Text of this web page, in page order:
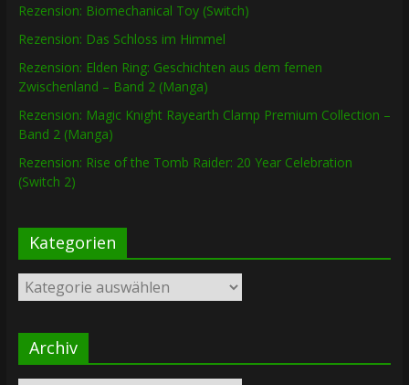
Rezension: Biomechanical Toy (Switch)
Rezension: Das Schloss im Himmel
Rezension: Elden Ring: Geschichten aus dem fernen
Zwischenland – Band 2 (Manga)
Rezension: Magic Knight Rayearth Clamp Premium Collection –
Band 2 (Manga)
Rezension: Rise of the Tomb Raider: 20 Year Celebration
(Switch 2)
Kategorien
Kategorien
Archiv